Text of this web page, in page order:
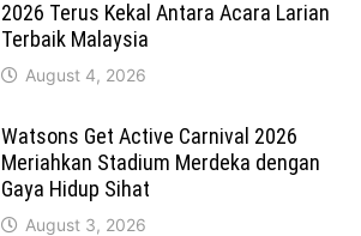
2026 Terus Kekal Antara Acara Larian
Terbaik Malaysia
August 4, 2026
Watsons Get Active Carnival 2026
Meriahkan Stadium Merdeka dengan
Gaya Hidup Sihat
August 3, 2026